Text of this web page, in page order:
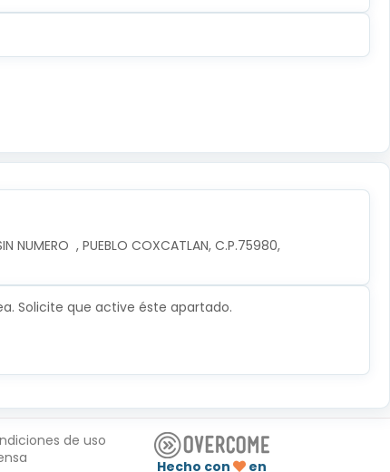
NUMERO  , PUEBLO COXCATLAN, C.P.75980,
Solicite que active éste apartado.
de uso
Hecho con en